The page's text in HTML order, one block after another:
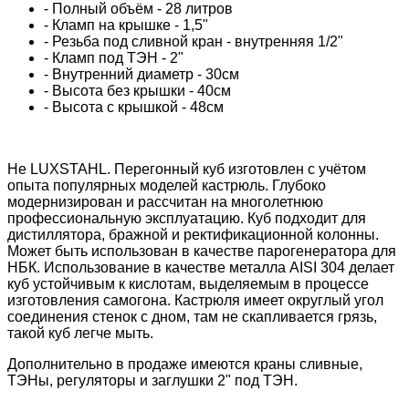
- Полный объём - 28 литров
- Кламп на крышке - 1,5"
- Резьба под сливной кран - внутренняя 1/2"
- Кламп под ТЭН - 2"
- Внутренний диаметр - 30см
- Высота без крышки - 40см
- Высота с крышкой - 48см
Не LUXSTAHL. Перегонный куб изготовлен с учётом
опыта популярных моделей кастрюль. Глубоко
модернизирован и рассчитан на многолетнюю
профессиональную эксплуатацию. Куб подходит для
дистиллятора, бражной и ректификационной колонны.
Может быть использован в качестве парогенератора для
НБК. Использование в качестве металла AISI 304 делает
куб устойчивым к кислотам, выделяемым в процессе
изготовления самогона. Кастрюля имеет округлый угол
соединения стенок с дном, там не скапливается грязь,
такой куб легче мыть.
Дополнительно в продаже имеются краны сливные,
ТЭНы, регуляторы и заглушки 2" под ТЭН.